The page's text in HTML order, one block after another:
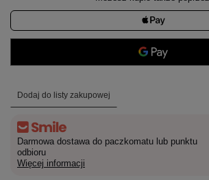
Dodaj do listy zakupowej
Darmowa dostawa do paczkomatu lub punktu
odbioru
Więcej informacji